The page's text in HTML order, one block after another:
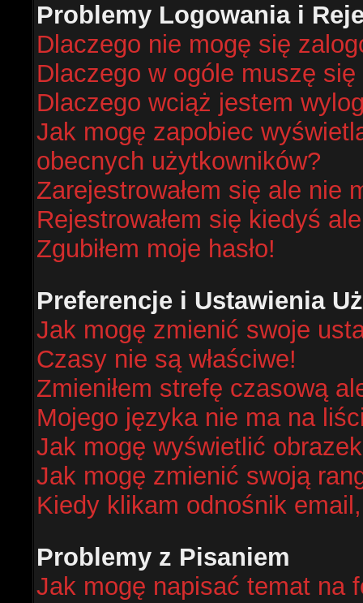
Problemy Logowania i
Dlaczego nie mogę się
Dlaczego w ogóle muszę
Dlaczego wciąż jestem
Jak mogę zapobiec
obecnych użytkowników?
Zarejestrowałem się ale nie
Rejestrowałem się kiedyś
Zgubiłem moje hasło!
Preferencje i Ustawienia
Jak mogę zmienić swoje
Czasy nie są właściwe!
Zmieniłem strefę czasową
Mojego języka nie ma na
Jak mogę wyświetlić
Jak mogę zmienić swoją
Kiedy klikam odnośnik
Problemy z Pisaniem
Jak mogę napisać temat na